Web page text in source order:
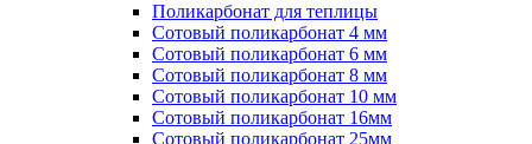
Поликарбонат для теплицы
Сотовый поликарбонат 4 мм
Сотовый поликарбонат 6 мм
Сотовый поликарбонат 8 мм
Сотовый поликарбонат 10 мм
Сотовый поликарбонат 16мм
Сотовый поликарбонат 25мм